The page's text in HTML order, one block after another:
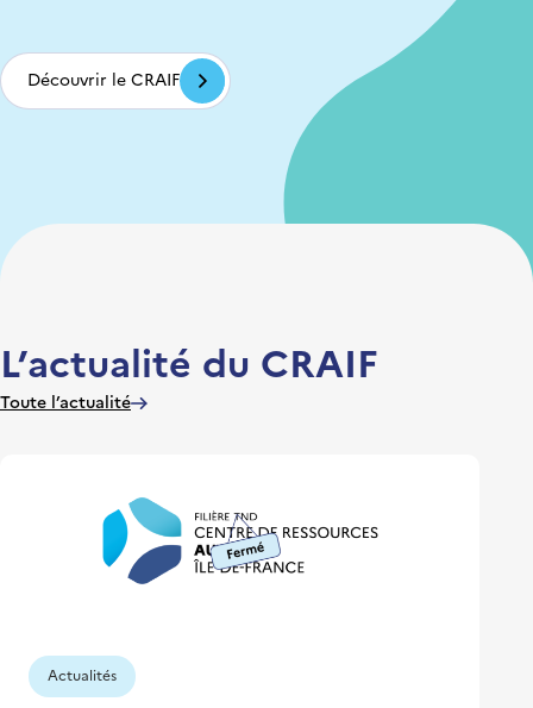
Découvrir le CRAIF
L’actualité du CRAIF
Toute l’actualité
Actualités